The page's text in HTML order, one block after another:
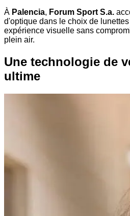
À Palencia, Forum Sport S.a.
d'optique dans le choix de
expérience visuelle sans
plein air.
Une technologie de
ultime